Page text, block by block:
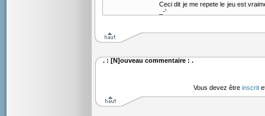
Ceci dit je me repete le jeu est
_-'
. : [N]ouveau commentaire : .
Vous devez être inscrit